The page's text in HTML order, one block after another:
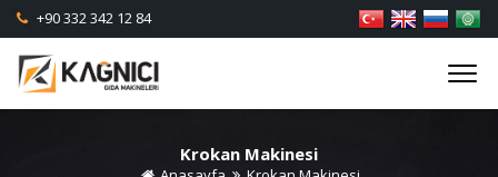
+90 332 342 12 84
Krokan Makinesi